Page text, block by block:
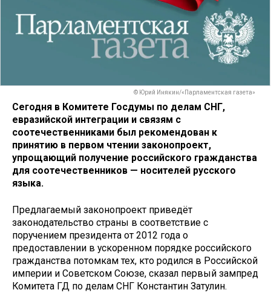
© Юрий Инякин/«Парламентская газета»
Сегодня в Комитете Госдумы по делам СНГ,
евразийской интеграции и связям с
соотечественниками был рекомендован к
принятию в первом чтении законопроект,
упрощающий получение российского гражданства
для соотечественников — носителей русского
языка.
Предлагаемый законопроект приведёт
законодательство страны в соответствие с
поручением президента от 2012 года о
предоставлении в ускоренном порядке российского
гражданства потомкам тех, кто родился в Российской
империи и Советском Союзе, сказал первый зампред
Комитета ГД по делам СНГ Константин Затулин.